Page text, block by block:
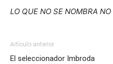
LO QUE NO SE NOMBRA NO
Artículo anterior
El seleccionador Imbroda